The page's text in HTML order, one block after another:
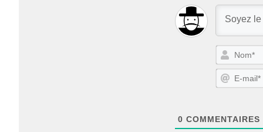
0 COMMENTAIRES